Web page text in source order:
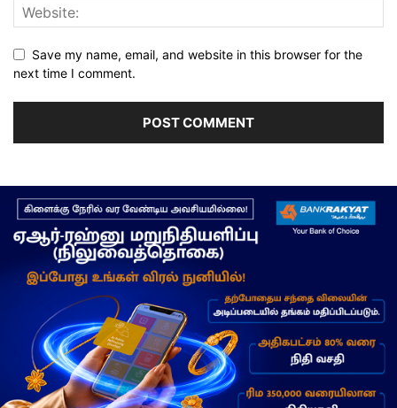
Save my name, email, and website in this browser for the
next time I comment.